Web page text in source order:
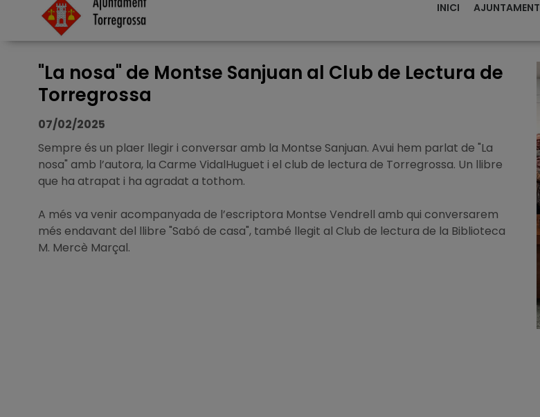
INICI AJUNTAMENT
"La nosa" de Montse Sanjuan al Club de Lectura de
Torregrossa
07/02/2025
Sempre és un plaer llegir i conversar amb la Montse Sanjuan. Avui hem parlat de "La
nosa" amb l’autora, la Carme VidalHuguet i el club de lectura de Torregrossa. Un llibre
que ha atrapat i ha agradat a tothom.
A més va venir acompanyada de l’escriptora Montse Vendrell amb qui conversarem
més endavant del llibre "Sabó de casa", també llegit al Club de lectura de la Biblioteca
M. Mercè Marçal.